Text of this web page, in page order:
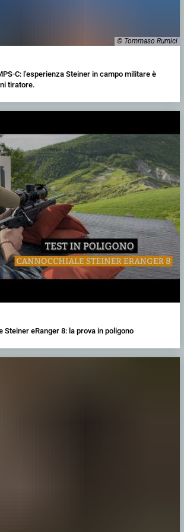
© Tommaso Rumici
C: l'esperienza Steiner in campo militare è
tiratore.
Steiner eRanger 8: la prova in poligono